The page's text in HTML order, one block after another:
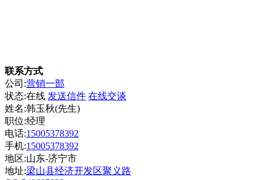
联系方式
公司:营销一部
状态:在线 发送信件 在线交谈
姓名:韩玉秋(先生)
职位:经理
电话:15005378392
手机:15005378392
地区:山东-济宁市
地址:梁山县经济开发区聚义路